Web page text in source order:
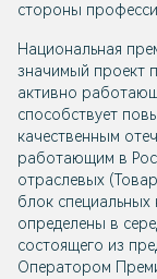
стороны
Национальная
значимый проект
активно
способствует
качественным
работающим в
отраслевых
блок
определены в
состоящего из
Оператором